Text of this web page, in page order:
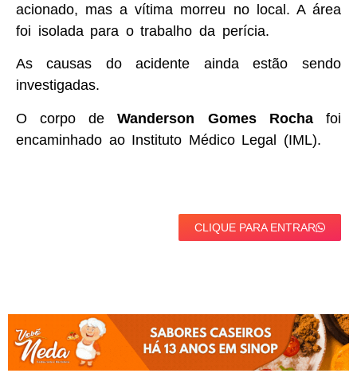
acionado, mas a vítima morreu no local. A área
foi isolada para o trabalho da perícia.
As causas do acidente ainda estão sendo
investigadas.
O corpo de Wanderson Gomes Rochafoi
encaminhado ao Instituto Médico Legal (IML).
CLIQUE PARA ENTRAR